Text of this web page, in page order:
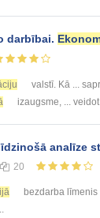
darbībai.
valstī. Kā ...
izaugsme, ...
analīze
20
bezdarba